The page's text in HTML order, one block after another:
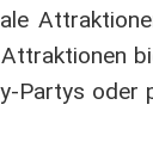
Partys oder